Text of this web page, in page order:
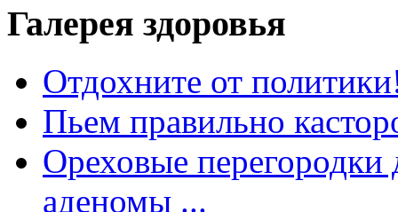
Галерея здоровья
Отдохните от
Пьем правильно
Ореховые перегородки
аденомы ...